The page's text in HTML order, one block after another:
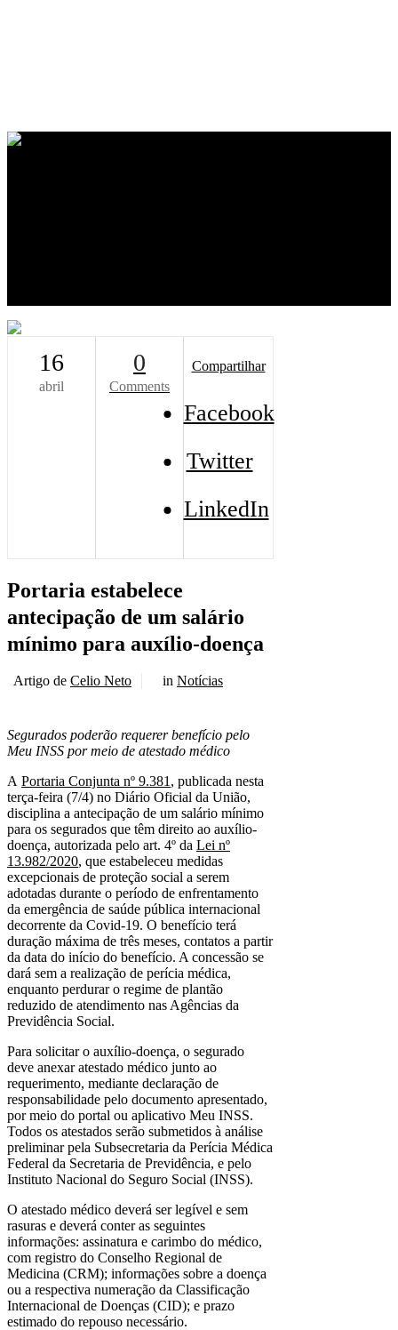
16
abril
0
Comments
Compartilhar
Facebook
Twitter
LinkedIn
Portaria estabelece
antecipação de um salário
mínimo para auxílio-doença
Artigo de Celio Neto in Notícias
Segurados poderão requerer benefício pelo
Meu INSS por meio de atestado médico
A Portaria Conjunta nº 9.381 , publicada nesta
terça-feira (7/4) no Diário Oficial da União,
disciplina a antecipação de um salário mínimo
para os segurados que têm direito ao auxílio-
doença, autorizada pelo art. 4º da Lei nº
13.982/2020, que estabeleceu medidas
excepcionais de proteção social a serem
adotadas durante o período de enfrentamento
da emergência de saúde pública internacional
decorrente da Covid-19. O benefício terá
duração máxima de três meses, contatos a partir
da data do início do benefício. A concessão se
dará sem a realização de perícia médica,
enquanto perdurar o regime de plantão
reduzido de atendimento nas Agências da
Previdência Social.
Para solicitar o auxílio-doença, o segurado
deve anexar atestado médico junto ao
requerimento, mediante declaração de
responsabilidade pelo documento apresentado,
por meio do portal ou aplicativo Meu INSS.
Todos os atestados serão submetidos à análise
preliminar pela Subsecretaria da Perícia Médica
Federal da Secretaria de Previdência, e pelo
Instituto Nacional do Seguro Social (INSS).
O atestado médico deverá ser legível e sem
rasuras e deverá conter as seguintes
informações: assinatura e carimbo do médico,
com registro do Conselho Regional de
Medicina (CRM); informações sobre a doença
ou a respectiva numeração da Classificação
Internacional de Doenças (CID); e prazo
estimado do repouso necessário.